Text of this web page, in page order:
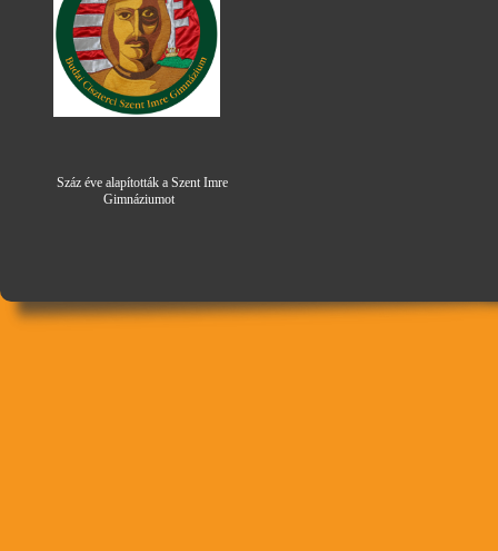
Száz éve alapították a Szent Imre
Gimnáziumot